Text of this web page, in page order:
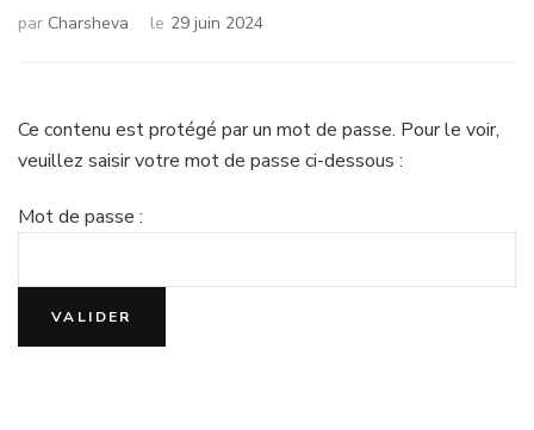
par Charsheva le 29 juin 2024
Ce contenu est protégé par un mot de passe. Pour le voir,
veuillez saisir votre mot de passe ci-dessous :
Mot de passe :